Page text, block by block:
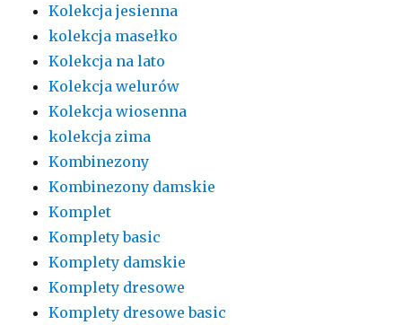
Kolekcja jesienna
kolekcja masełko
Kolekcja na lato
Kolekcja welurów
Kolekcja wiosenna
kolekcja zima
Kombinezony
Kombinezony damskie
Komplet
Komplety basic
Komplety damskie
Komplety dresowe
Komplety dresowe basic